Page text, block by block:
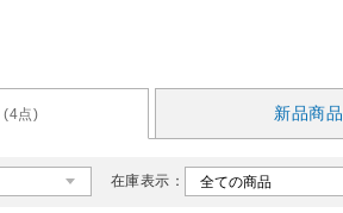
(4点) 新品商品
在庫表示：